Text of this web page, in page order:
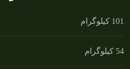
10 کیلوگرام1
5 کیلوگرام4